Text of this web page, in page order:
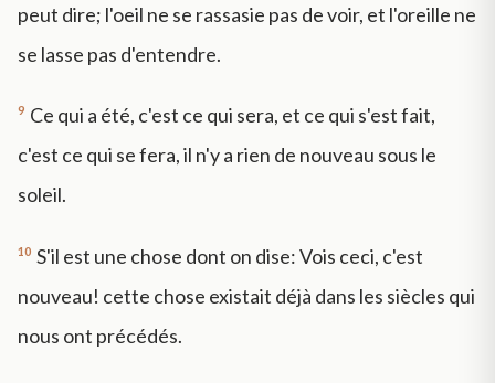
peut dire; l'oeil ne se rassasie pas de voir, et l'oreille ne
se lasse pas d'entendre.
9 Ce qui a été, c'est ce qui sera, et ce qui s'est fait,
c'est ce qui se fera, il n'y a rien de nouveau sous le
soleil.
10 S'il est une chose dont on dise: Vois ceci, c'est
nouveau! cette chose existait déjà dans les siècles qui
nous ont précédés.